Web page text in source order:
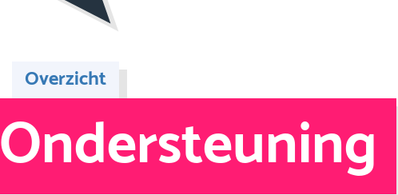
Overzicht
Ondersteuning